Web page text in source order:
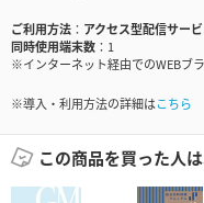
ご利用方法
アクセス型配信サービ
同時使用端末数
1
※インターネット経由でのWEBブ
※導入・利用方法の詳細はこちら
この商品を買った人